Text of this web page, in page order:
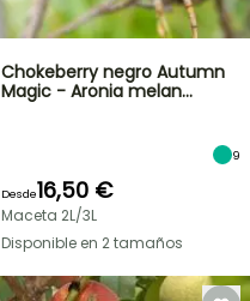
Chokeberry negro Autumn
Magic - Aronia melan…
9
Desde16,50 €
Maceta 2L/3L
Disponible en 2 tamaños